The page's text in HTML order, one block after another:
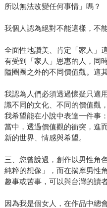
所以無法改變任何事情」嗎？
我個人認為絕對不能這樣，不
全面性地讚美、肯定「家人」
有受到「家人」恩惠的人，同
隘圈圈之外的不同價值觀。這
我認為人們必須透過懷疑只適
識不同的文化、不同的價值觀
我希望能在小說中表達一件事
當中，透過價值觀的衝突，進
新的世界、情感與希望。
三、您曾說過，創作以男性角
純粹的想像」，而在揣摩男性
趣事或苦事，可以與台灣的讀
因為我是個女人，在作品中總